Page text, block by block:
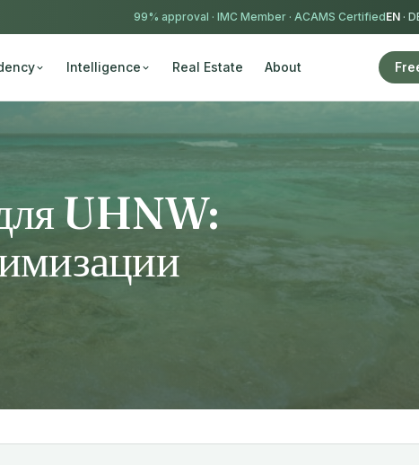
99% approval · IMC Member · ACAMS CertifiedEN ·
Intelligence Real Estate About
UHNW: